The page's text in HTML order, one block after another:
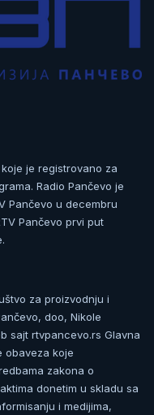
je registrovano za
Radio Pančevo je
Pančevo u decembru
Pančevo prvi put
za proizvodnju i
doo, Nikole
sajt rtvpancevo.rs Glavna
obaveza koje
zakona o
donetim u skladu sa
i medijima,